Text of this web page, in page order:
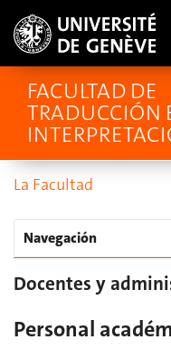
FACULTAD DE
TRADUCCIÓN
La Facultad
Navegación
Docentes y
Personal